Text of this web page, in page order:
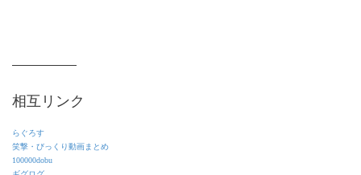
相互リンク
らぐろす
笑撃・びっくり動画まとめ
100000dobu